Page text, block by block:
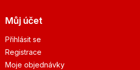
Můj účet
Přihlásit se
Registrace
Moje objednávky